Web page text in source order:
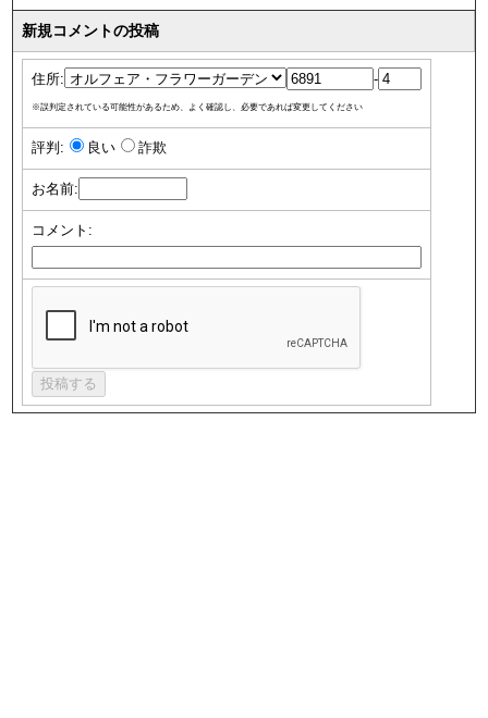
新規コメントの投稿
住所: -
※誤判定されている可能性があるため、よく確認し、必要であれば変更してください
評判: 良い 詐欺
お名前:
コメント: